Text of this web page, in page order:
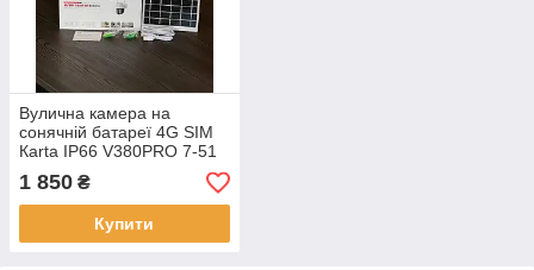
Вулична камера на
сонячній батареї 4G SIM
Кarta IP66 V380PRO 7-51
1 850 ₴
Купити